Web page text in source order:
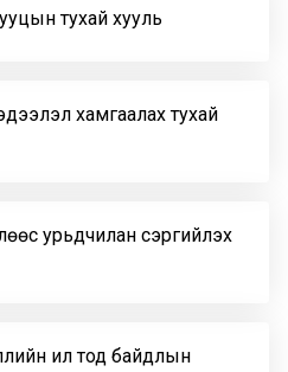
тухай хууль
хамгаалах тухай
урьдчилан сэргийлэх
ил тод байдлын